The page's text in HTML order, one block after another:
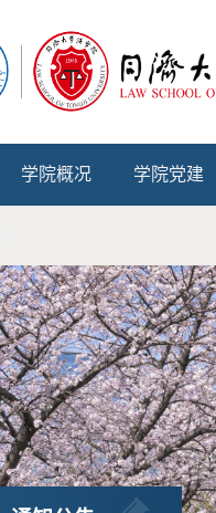
学院概况 学院党建